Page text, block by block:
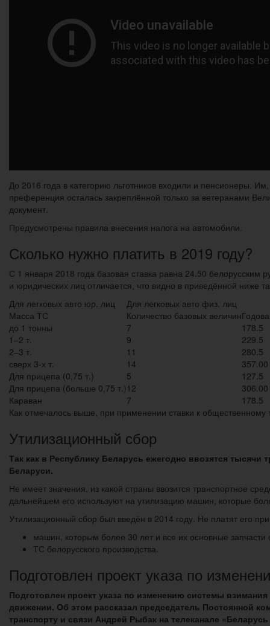
До 2016 года в категорию льготников входили и пенсионеры.
преференция осталась закреплённой только за ветеранами
документ.
Предусмотрены правила внесения налога на автомобили.
Сколько нужно платить в 2019 году?
С 1 января 2018 года базовая ставка равна 24.50
и юридических лиц отличается, что видно в приведённой ниже
Для легковых авто юр. лиц
Для легковых авто физ. лиц
Масса ТС
Количество базовых величин
до 1 тонны
7
178.5
1–2 т.
9
229.5
2–3 т.
11
280.5
сверх 3-х т.
14
357.00
Для прицепа (0,75 т.)
5
127.5
Для прицепа (больше 0,75 т.) 12
306.00
Караван
7
178.5
Как отмечалось выше, при применении ставки к общественному
Утилизационный сбор
Так как в Республику Беларусь ежегодно ввозятся
Беларуси.
Не имеет значения, из какой страны ввозится транспортное
дальнейшем его используют на утилизацию машин, которые
Утилизационный сбор был введён в 2014 году. Не платят его
машин, которым более 30 лет и все их основные запчасти
ТС белорусского производства.
Подготовлен проект указа по
Подготовлен проект указа по изменению системы
движении. Об этом рассказал председатель Постоянной
транспорту и связи Андрей Рыбак на телеканале «Беларусь